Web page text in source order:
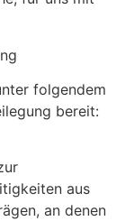
folgendem
bereit:
aus
an denen